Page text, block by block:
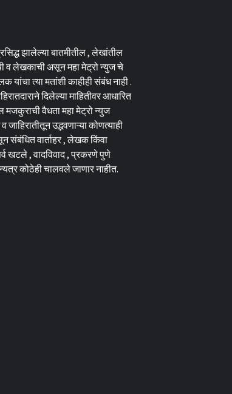
झालेल्या बातमीतील , लेखांतील
व लेखकाची असून महा मेट्रो न्युज चे
त्या मतांशी काहीही संबंध नाही .
दिलेल्या माहितीवर आधारित
मजकुराची वैधता महा मेट्रो न्युज
उद्भवणाऱ्या कोणत्याही
संबंधित वार्ताहर , लेखक किंवा
खटले , वादविवाद , प्रकरणे पुणे
कोठेही चालवले जाणार नाहीत.